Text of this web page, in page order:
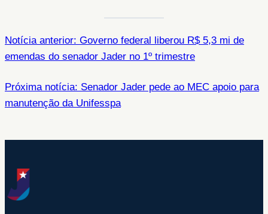
Notícia anterior: Governo federal liberou R$ 5,3 mi de
emendas do senador Jader no 1º trimestre
Próxima notícia: Senador Jader pede ao MEC apoio para
manutenção da Unifesspa